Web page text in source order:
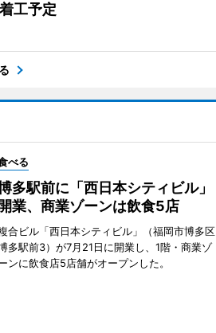
工予定
べる
多駅前に「西日本シティビル」
開業、商業ゾーンは飲食5店
合ビル「西日本シティビル」（福岡市博多区
多駅前3）が7月21日に開業し、1階・商業ゾ
ンに飲食店5店舗がオープンした。